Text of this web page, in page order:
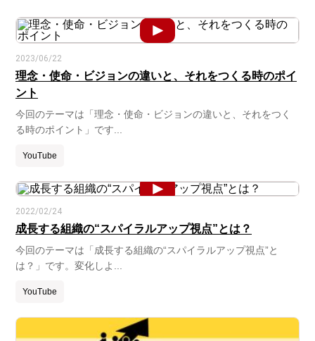
2023/06/22
理念・使命・ビジョンの違いと、それをつくる時のポイ
ント
今回のテーマは「理念・使命・ビジョンの違いと、それをつく
る時のポイント」です...
YouTube
2022/02/24
成長する組織の“スパイラルアップ視点”とは？
今回のテーマは「成長する組織の“スパイラルアップ視点”と
は？」です。変化しよ...
YouTube